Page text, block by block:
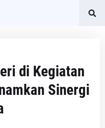
di Kegiatan
Sinergi